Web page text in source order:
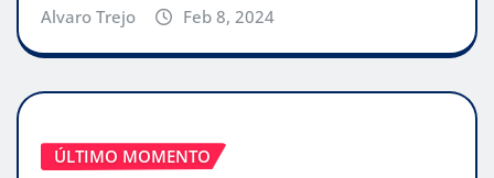
Alvaro Trejo Feb 8, 2024
ÚLTIMO MOMENTO